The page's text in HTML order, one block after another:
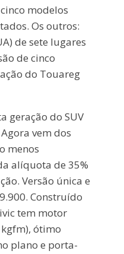
modelos
Os outros:
de sete lugares
de cinco
do Touareg
geração do SUV
vem dos
menos
alíquota de 35%
Versão única e
Construído
tem motor
ótimo
plano e porta-